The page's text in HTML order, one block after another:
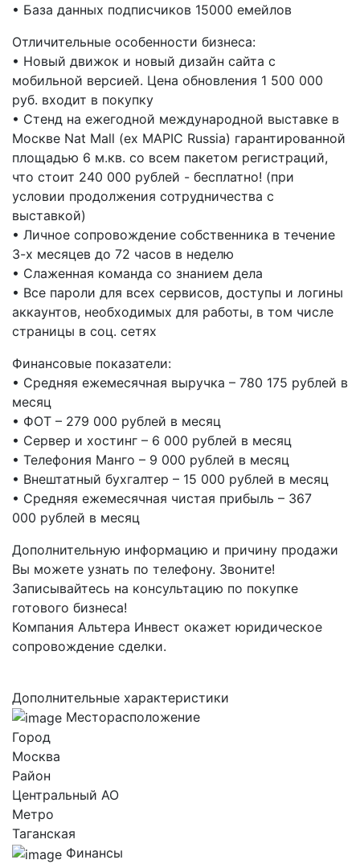
• База данных подписчиков 15000 емейлов
Отличительные особенности бизнеса:
• Новый движок и новый дизайн сайта с
мобильной версией. Цена обновления 1 500 000
руб. входит в покупку
• Стенд на ежегодной международной выставке в
Москве Nat Mall (ex MAPIC Russia) гарантированной
площадью 6 м.кв. со всем пакетом регистраций,
что стоит 240 000 рублей - бесплатно! (при
условии продолжения сотрудничества с
выставкой)
• Личное сопровождение собственника в течение
3-х месяцев до 72 часов в неделю
• Слаженная команда со знанием дела
• Все пароли для всех сервисов, доступы и логины
аккаунтов, необходимых для работы, в том числе
страницы в соц. сетях
Финансовые показатели:
• Средняя ежемесячная выручка – 780 175 рублей в
месяц
• ФОТ – 279 000 рублей в месяц
• Сервер и хостинг – 6 000 рублей в месяц
• Телефония Манго – 9 000 рублей в месяц
• Внештатный бухгалтер – 15 000 рублей в месяц
• Средняя ежемесячная чистая прибыль – 367
000 рублей в месяц
Дополнительную информацию и причину продажи
Вы можете узнать по телефону. Звоните!
Записывайтесь на консультацию по покупке
готового бизнеса!
Компания Альтера Инвест окажет юридическое
сопровождение сделки.
Дополнительные характеристики
Месторасположение
Город
Москва
Район
Центральный AO
Метро
Таганская
Финансы